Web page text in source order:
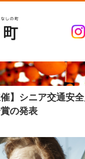
催】シニア交通安
の発表